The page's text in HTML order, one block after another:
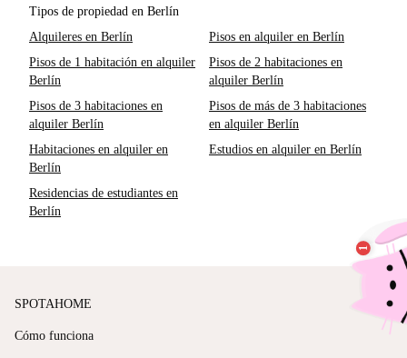
Tipos de propiedad en Berlín
Alquileres en Berlín
Pisos en alquiler en Berlín
Pisos de 1 habitación en alquiler
Berlín
Pisos de 2 habitaciones en
alquiler Berlín
Pisos de 3 habitaciones en
alquiler Berlín
Pisos de más de 3 habitaciones
en alquiler Berlín
Habitaciones en alquiler en
Berlín
Estudios en alquiler en Berlín
Residencias de estudiantes en
Berlín
SPOTAHOME
Cómo funciona